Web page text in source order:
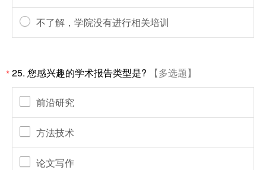
不了解，学院没有进行相关培训
*25. 您感兴趣的学术报告类型是? 【多选题】
前沿研究
方法技术
论文写作